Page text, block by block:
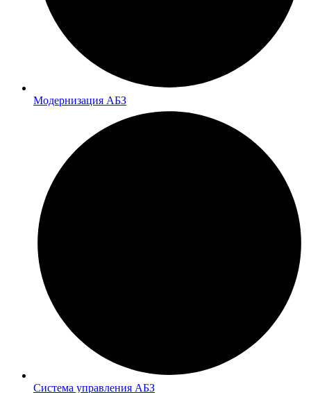
Модернизация АБЗ
Система управления АБЗ